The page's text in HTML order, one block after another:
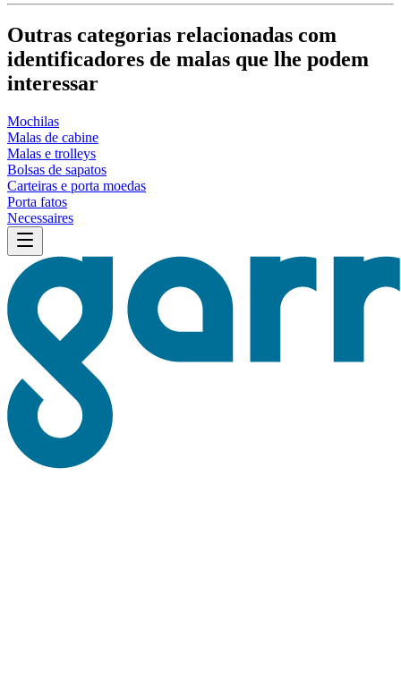
Outras categorias relacionadas com
identificadores de malas que lhe podem
interessar
Mochilas
Malas de cabine
Malas e trolleys
Bolsas de sapatos
Carteiras e porta moedas
Porta fatos
Necessaires